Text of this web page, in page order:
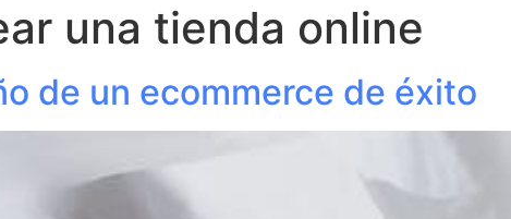
una tienda online
de un ecommerce de éxito